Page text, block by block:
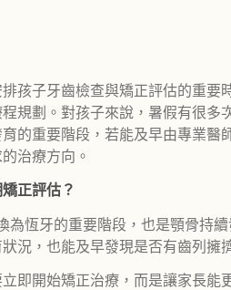
孩子牙齒檢查與矯正評估的重
規劃。對孩子來說，暑假有很多
的重要階段，若能及早由專業
治療方向。
正評估？
為恆牙的重要階段，也是顎骨持
況，也能及早發現是否有齒列擁
即開始矯正治療，而是讓家長能